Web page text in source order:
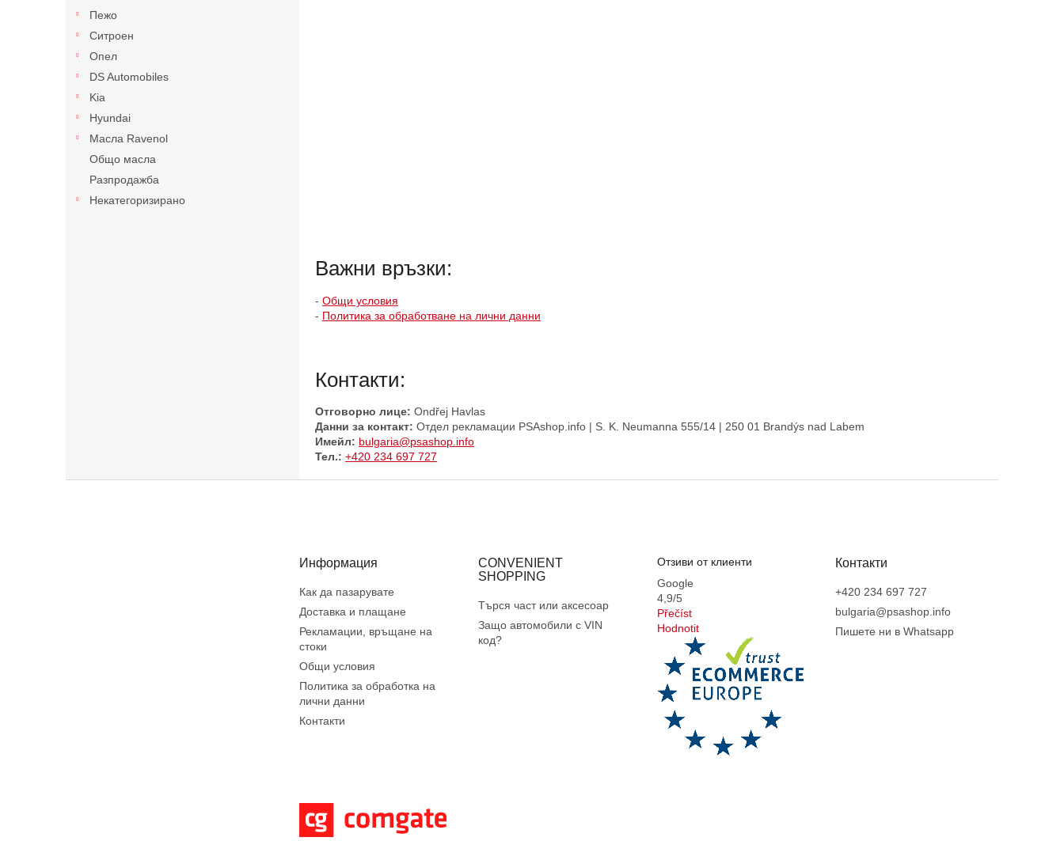
Пежо
Ситроен
Опел
DS Automobiles
Kia
Hyundai
Масла Ravenol
Общо масла
Разпродажба
Некатегоризирано
Важни връзки:
- Общи условия
- Политика за обработване на лични данни
Контакти:
Отговорно лице: Ondřej Havlas
Данни за контакт: Отдел рекламации PSAshop.info | S. K. Neumanna 555/14 | 250 01 Brandýs nad Labem
Имейл: bulgaria@psashop.info
Тел.: +420 234 697 727
Информация
Как да пазарувате
Доставка и плащане
Рекламации, връщане на
стоки
Общи условия
Политика за обработка на
лични данни
Контакти
CONVENIENT
SHOPPING
Търся част или аксесоар
Защо автомобили с VIN
код?
Отзиви от клиенти
Google
4,9/5
Přečíst
Hodnotit
Контакти
+420 234 697 727
bulgaria@psashop.info
Пишете ни в Whatsapp